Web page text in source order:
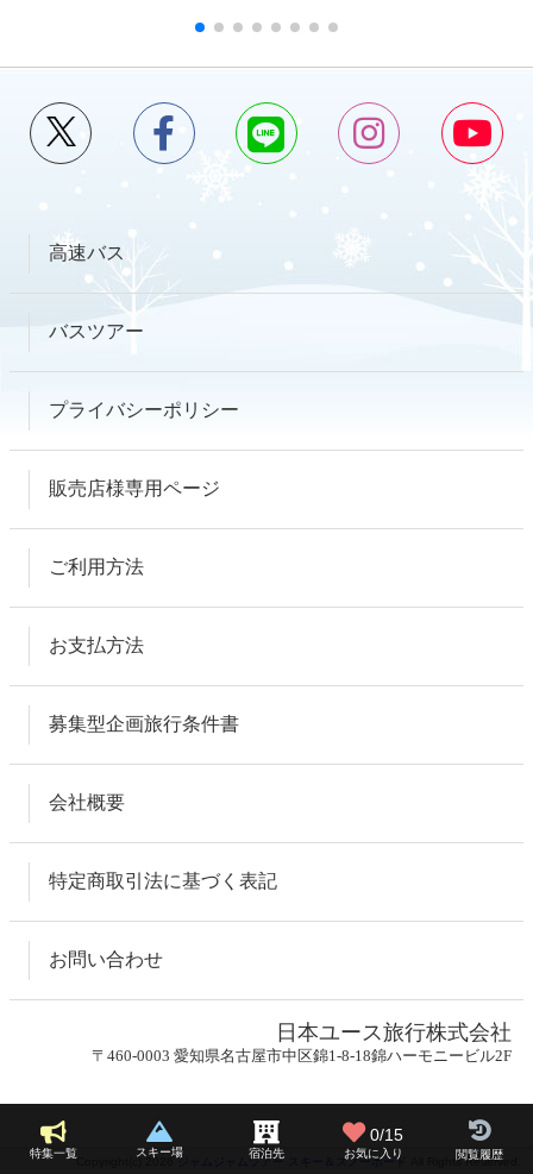
高速バス
バスツアー
プライバシーポリシー
販売店様専用ページ
ご利用方法
お支払方法
募集型企画旅行条件書
会社概要
特定商取引法に基づく表記
お問い合わせ
日本ユース旅行株式会社
〒460-0003 愛知県名古屋市中区錦1-8-18錦ハーモニービル2F
Copyright(c) 2026ジャムジャムツアー スキー＆スノーボード All Rights Reserved.
特集一覧 スキー場 宿泊先
0/15
お気に入り 閲覧履歴